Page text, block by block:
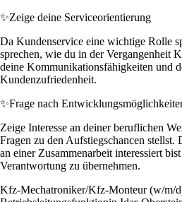
✨Zeige deine Serviceorientierung
Da Kundenservice eine wichtige Rolle
sprechen, wie du in der Vergangenheit
deine Kommunikationsfähigkeiten und
Kundenzufriedenheit.
✨Frage nach
Zeige Interesse an deiner beruflichen
Fragen zu den Aufstiegschancen stellst.
an einer Zusammenarbeit interessiert
Verantwortung zu übernehmen.
Kfz-Mechatroniker/Kfz-Monteur (w/m/